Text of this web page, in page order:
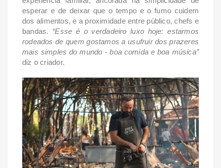
esperar e de deixar que o tempo e o fumo cuidem
dos alimentos, e a proximidade entre público, chefs e
bandas. “Esse é o verdadeiro luxo hoje: estarmos
rodeados dequem gostamos a usufruir dos prazeres
mais simples do mundo - boa comida e boa música”
diz o criador.